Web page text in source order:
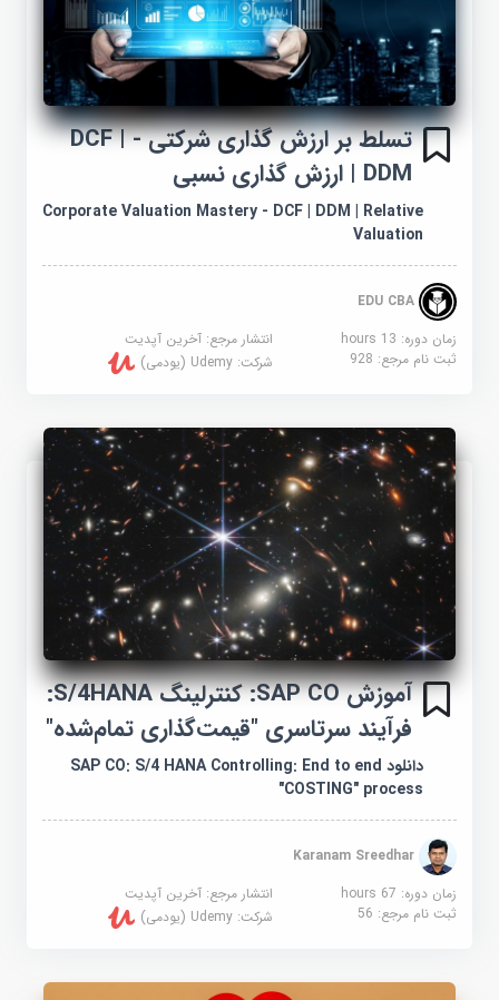
تسلط بر ارزش گذاری شرکتی - DCF |
DDM | ارزش گذاری نسبی
Corporate Valuation Mastery - DCF | DDM | Relative
Valuation
EDU CBA
زمان دوره: 13 hours
انتشار مرجع:آخرین آپدیت
ثبت نام مرجع:928 شرکت:Udemy (یودمی)
آموزش SAP CO: کنترلینگ S/4HANA:
فرآیند سرتاسری "قیمت‌گذاری تمام‌شده"
دانلود SAP CO: S/4 HANA Controlling: End to end
"COSTING" process
Karanam Sreedhar
زمان دوره: 67 hours
انتشار مرجع:آخرین آپدیت
ثبت نام مرجع:56 شرکت:Udemy (یودمی)